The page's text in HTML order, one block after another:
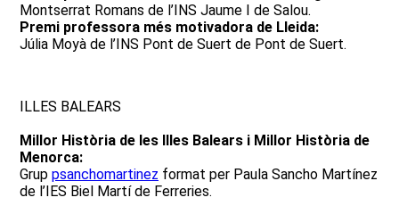
Montserrat Romans de l’INS Jaume I de Salou.
Premi professora més motivadora de Lleida:
Júlia Moyà de l’INS Pont de Suert de Pont de Suert.
ILLES BALEARS
Millor Història de les Illes Balears i Millor Història de
Menorca:
Grup psanchomartinez format per Paula Sancho Martínez
de l’IES Biel Martí de Ferreries.